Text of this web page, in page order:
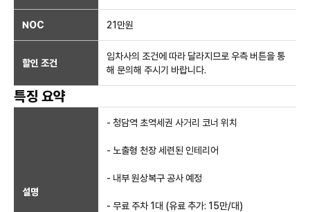
NOC 21만원
할인 조건
임차사의 조건에 따라 달라지므로 우측 버튼을 통
해 문의해 주시기 바랍니다.
특징 요약
설명
- 청담역 초역세권 사거리 코너 위치
- 노출형 천장 세련된 인테리어
- 내부 원상복구 공사 예정
- 무료 주차 1대 (유료 추가: 15만/대)